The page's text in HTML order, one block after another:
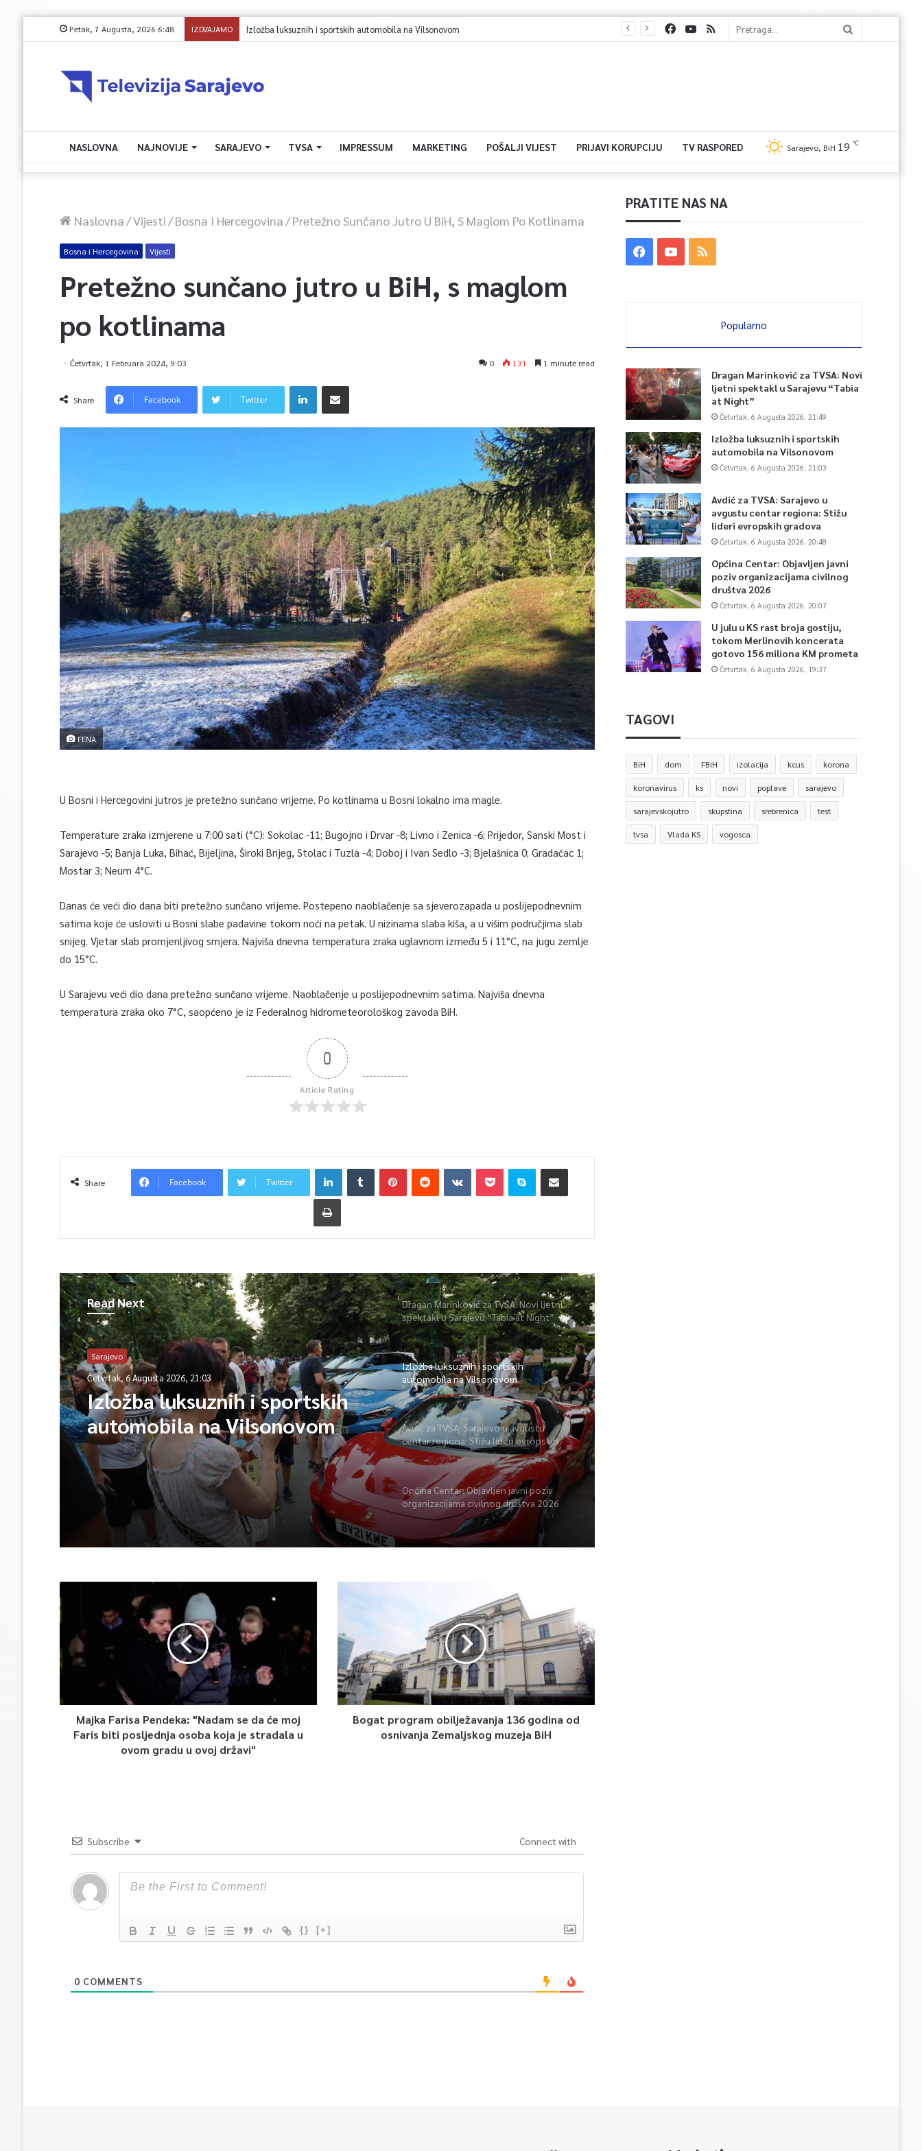
Petak, 7 Augusta, 2026 6:48 IZDVAJAMO Avdić za TVSA: Sarajevo u avgustu centar regiona: Stižu lideri evropskih gradova
NASLOVNA NAJNOVIJE SARAJEVO TVSA IMPRESSUM MARKETING POŠALJI VIJEST PRIJAVI KORUPCIJU TV RASPORED Sarajevo, BiH 19 ℃
Naslovna/Vijesti/Bosna I Hercegovina/Pretežno Sunčano Jutro U BiH, S Maglom Po Kotlinama
Bosna i Hercegovina Vijesti
Pretežno sunčano jutro u BiH, s maglom
po kotlinama
Četvrtak, 1 Februara 2024, 9:03 0 131 1 minute read
Share Facebook Twitter
FENA
U Bosni i Hercegovini jutros je pretežno sunčano vrijeme. Po kotlinama u Bosni lokalno ima magle.
Temperature zraka izmjerene u 7:00 sati (°C): Sokolac -11; Bugojno i Drvar -8; Livno i Zenica -6; Prijedor, Sanski Most i
Sarajevo -5; Banja Luka, Bihać, Bijeljina, Široki Brijeg, Stolac i Tuzla -4; Doboj i Ivan Sedlo -3; Bjelašnica 0; Gradačac 1;
Mostar 3; Neum 4°C.
Danas će veći dio dana biti pretežno sunčano vrijeme. Postepeno naoblačenje sa sjeverozapada u poslijepodnevnim
satima koje će usloviti u Bosni slabe padavine tokom noći na petak. U nizinama slaba kiša, a u višim područjima slab
snijeg. Vjetar slab promjenljivog smjera. Najviša dnevna temperatura zraka uglavnom između 5 i 11°C, na jugu zemlje
do 15°C.
U Sarajevu veći dio dana pretežno sunčano vrijeme. Naoblačenje u poslijepodnevnim satima. Najviša dnevna
temperatura zraka oko 7°C, saopćeno je iz Federalnog hidrometeorološkog zavoda BiH.
0
Article Rating
Share Facebook Twitter
Read Next
Sarajevo
Četvrtak, 6 Augusta 2026, 21:03
Izložba luksuznih i sportskih
automobila na Vilsonovom
Dragan Marinković za TVSA: Novi ljetni
spektakl u Sarajevu “Tabia at Night”
Izložba luksuznih i sportskih
automobila na Vilsonovom
Avdić za TVSA: Sarajevo u avgustu
centar regiona: Stižu lideri evropskih
gradova
Općina Centar: Objavljen javni poziv
organizacijama civilnog društva 2026
Majka Farisa Pendeka: "Nadam se da će moj
Faris biti posljednja osoba koja je stradala u
ovom gradu u ovoj državi"
Bogat program obilježavanja 136 godina od
osnivanja Zemaljskog muzeja BiH
Subscribe Connect with
{} [+]
0 COMMENTS
PRATITE NAS NA
Popularno
Dragan Marinković za TVSA: Novi
ljetni spektakl u Sarajevu “Tabia
at Night”
Četvrtak, 6 Augusta 2026, 21:49
Izložba luksuznih i sportskih
automobila na Vilsonovom
Četvrtak, 6 Augusta 2026, 21:03
Avdić za TVSA: Sarajevo u
avgustu centar regiona: Stižu
lideri evropskih gradova
Četvrtak, 6 Augusta 2026, 20:48
Općina Centar: Objavljen javni
poziv organizacijama civilnog
društva 2026
Četvrtak, 6 Augusta 2026, 20:07
U julu u KS rast broja gostiju,
tokom Merlinovih koncerata
gotovo 156 miliona KM prometa
Četvrtak, 6 Augusta 2026, 19:37
TAGOVI
BiH dom FBiH izolacija kcus korona
koronavirus ks novi poplave sarajevo
sarajevskojutro skupstina srebrenica test
tvsa Vlada KS vogosca